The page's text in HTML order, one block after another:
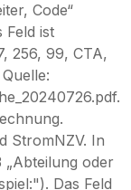
Code“
Feld ist
256, 99, CTA,
StromNZV. In
„Abteilung oder
Das Feld